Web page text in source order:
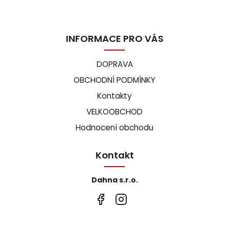
INFORMACE PRO VÁS
DOPRAVA
OBCHODNÍ PODMÍNKY
Kontakty
VELKOOBCHOD
Hodnocení obchodu
Kontakt
Dahna s.r.o.